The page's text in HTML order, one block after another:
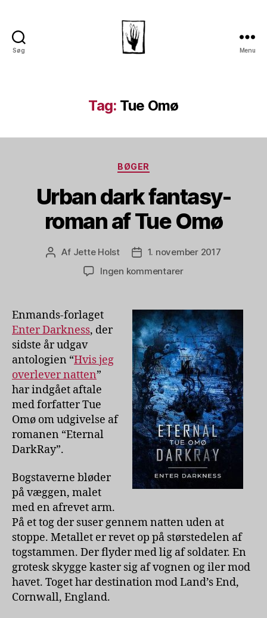
Søg Menu
Tag: Tue Omø
Kategorier
BØGER
Urban dark fantasy-
roman af Tue Omø
Indlægsforfatter
Af Jette Holst Indlægsdato
1. november 2017
Ingen kommentarertil
fantasy-
roman
af
Tue
Omø
Enmands-forlaget
Enter Darkness, der
sidste år udgav
antologien “Hvis jeg
overlever natten”
har indgået aftale
med forfatter Tue
Omø om udgivelse af
romanen “Eternal
DarkRay”.
Bogstaverne bløder
på væggen, malet
med en afrevet arm.
På et tog der suser gennem natten uden at
stoppe. Metallet er revet op på størstedelen af
togstammen. Der flyder med lig af soldater. En
grotesk skygge kaster sig af vognen og iler mod
havet. Toget har destination mod Land’s End,
Cornwall, England.